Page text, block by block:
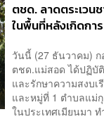
ตชด. ลาดตระเว
ในพื้นที่หลังเกิดก
วันนี้ (27 ธันวาคม) ก
ตชด.แม่สอด ได้ปฏิบั
และรักษาความสงบ
และหมู่ที่ 1 ตำบลแม่
ในประเทศเมียนมา